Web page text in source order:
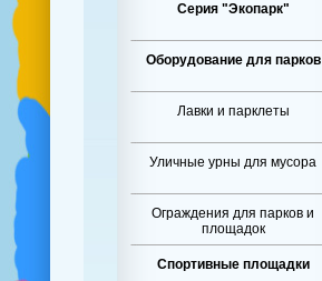
Серия "Экопарк"
Оборудование для парков
Лавки и парклеты
Уличные урны для мусора
Ограждения для парков и
площадок
Спортивные площадки